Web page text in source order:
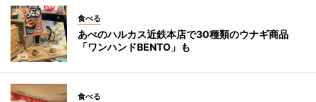
食べる
あべのハルカス近鉄本店で30種類のウナギ商品
「ワンハンドBENTO」も
食べる